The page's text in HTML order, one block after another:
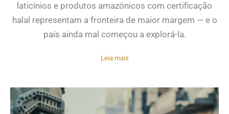
laticínios e produtos amazônicos com certificação
halal representam a fronteira de maior margem — e o
país ainda mal começou a explorá-la.
Leia mais